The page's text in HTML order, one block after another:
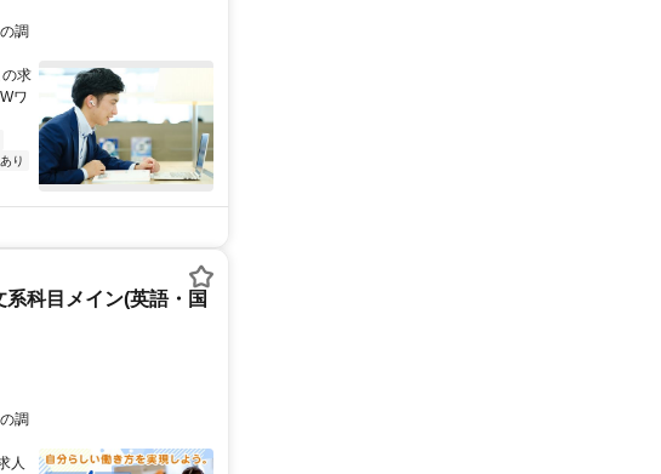
調
求
ワ
り
系科目メイン(英語・国
調
人